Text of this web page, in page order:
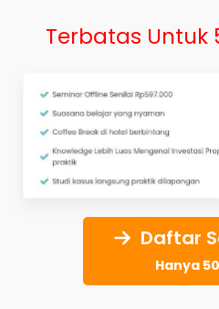
Terbatas Untuk
Daftar
Hanya